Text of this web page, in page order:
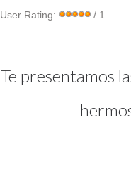
User Rating: / 1
Te presentamos